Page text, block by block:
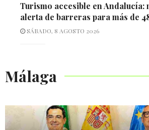
Turismo accesible en Andalucía:
alerta de barreras para más de
SÁBADO, 8 AGOSTO 2026
Málaga